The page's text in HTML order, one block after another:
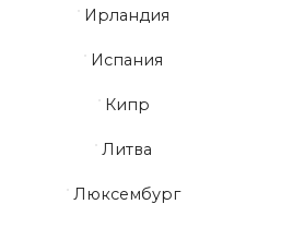
Ирландия
Испания
Кипр
Литва
Люксембург